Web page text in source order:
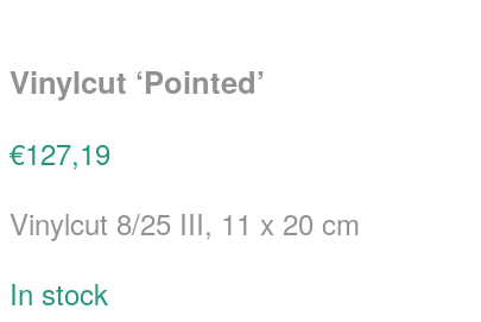
Vinylcut ‘Pointed’
€127,19
Vinylcut 8/25 III, 11 x 20 cm
In stock